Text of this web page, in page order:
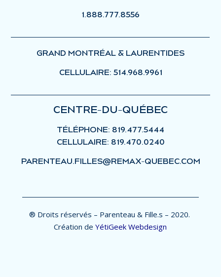
1.888.777.8556
GRAND MONTRÉAL & LAURENTIDES
CELLULAIRE: 514.968.9961
CENTRE-DU-QUÉBEC
TÉLÉPHONE: 819.477.5444
CELLULAIRE: 819.470.0240
PARENTEAU.FILLES@REMAX-QUEBEC.COM
® Droits réservés – Parenteau & Fille.s – 2020.
Création de YétiGeek Webdesign